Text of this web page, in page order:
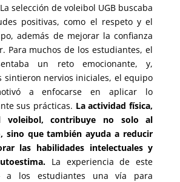
selección de voleibol UGB buscaba
positivas, como el respeto y el
además de mejorar la confianza
Para muchos de los estudiantes, el
un reto emocionante, y,
sintieron nervios iniciales, el equipo
a enfocarse en aplicar lo
sus prácticas. La actividad física,
voleibol, contribuye no solo al
sino que también ayuda a reducir
las habilidades intelectuales y
La experiencia de este
a los estudiantes una vía para